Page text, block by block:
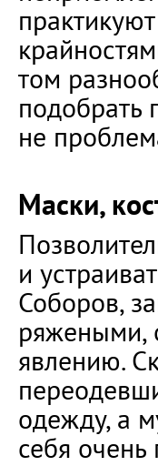
том
подобрать
не
Маски,
и
Соборов,
ряжеными,
явлению.
одежду, а
себя